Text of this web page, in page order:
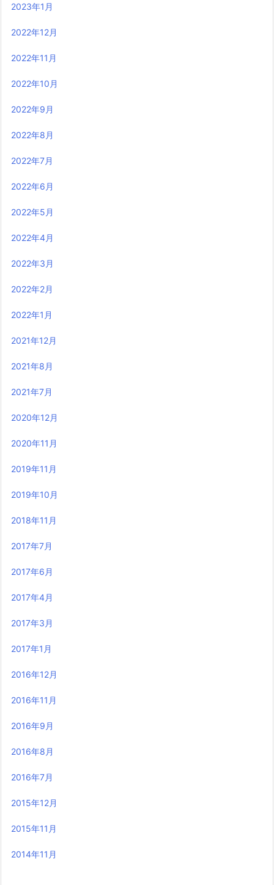
2023年1月
2022年12月
2022年11月
2022年10月
2022年9月
2022年8月
2022年7月
2022年6月
2022年5月
2022年4月
2022年3月
2022年2月
2022年1月
2021年12月
2021年8月
2021年7月
2020年12月
2020年11月
2019年11月
2019年10月
2018年11月
2017年7月
2017年6月
2017年4月
2017年3月
2017年1月
2016年12月
2016年11月
2016年9月
2016年8月
2016年7月
2015年12月
2015年11月
2014年11月